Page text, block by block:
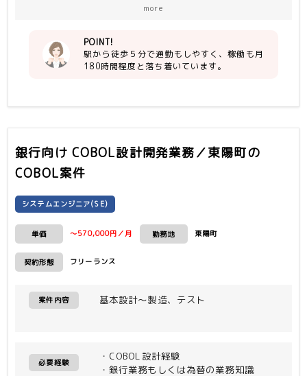
more
POINT!
駅から徒歩５分で通勤もしやすく、稼働も月
180時間程度と落ち着いています。
銀行向け COBOL設計開発業務／東陽町の
COBOL案件
システムエンジニア(SE)
単価 ～570,000円／月 勤務地 東陽町
契約形態 フリーランス
案件内容 基本設計～製造、テスト
必要経験
・COBOL設計経験
・銀行業務もしくは為替の業務知識